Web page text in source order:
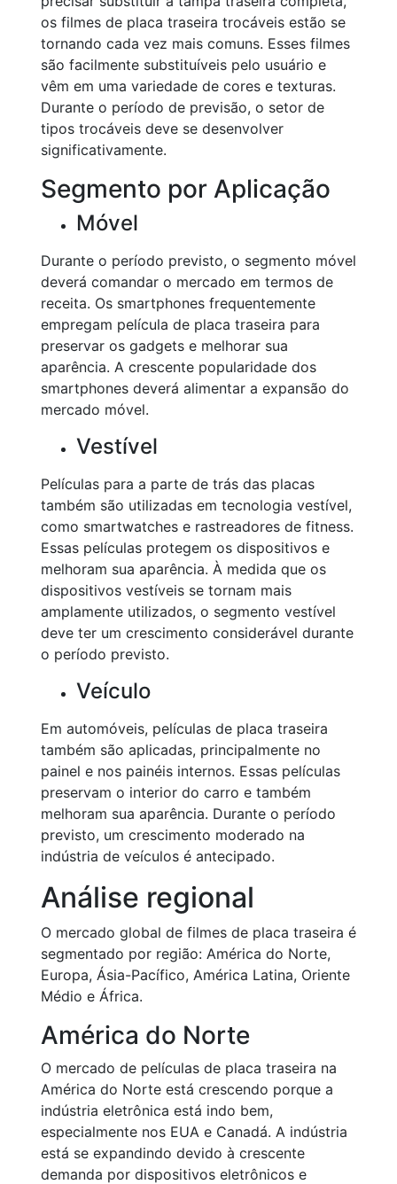
os filmes de placa traseira trocáveis estão se
tornando cada vez mais comuns. Esses filmes
são facilmente substituíveis pelo usuário e
vêm em uma variedade de cores e texturas.
Durante o período de previsão, o setor de
tipos trocáveis deve se desenvolver
significativamente.
Segmento por Aplicação
Móvel
Durante o período previsto, o segmento móvel
deverá comandar o mercado em termos de
receita. Os smartphones frequentemente
empregam película de placa traseira para
preservar os gadgets e melhorar sua
aparência. A crescente popularidade dos
smartphones deverá alimentar a expansão do
mercado móvel.
Vestível
Películas para a parte de trás das placas
também são utilizadas em tecnologia vestível,
como smartwatches e rastreadores de fitness.
Essas películas protegem os dispositivos e
melhoram sua aparência. À medida que os
dispositivos vestíveis se tornam mais
amplamente utilizados, o segmento vestível
deve ter um crescimento considerável durante
o período previsto.
Veículo
Em automóveis, películas de placa traseira
também são aplicadas, principalmente no
painel e nos painéis internos. Essas películas
preservam o interior do carro e também
melhoram sua aparência. Durante o período
previsto, um crescimento moderado na
indústria de veículos é antecipado.
Análise regional
O mercado global de filmes de placa traseira é
segmentado por região: América do Norte,
Europa, Ásia-Pacífico, América Latina, Oriente
Médio e África.
América do Norte
O mercado de películas de placa traseira na
América do Norte está crescendo porque a
indústria eletrônica está indo bem,
especialmente nos EUA e Canadá. A indústria
está se expandindo devido à crescente
demanda por dispositivos eletrônicos e